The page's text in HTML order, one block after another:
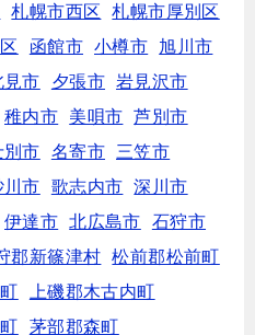
札幌市西区
札幌市厚別区
函館市 小樽市
旭川市
見市 夕張市 岩見沢市
稚内市 美唄市
芦別市
別市 名寄市
三笠市
川市 歌志内市
深川市
伊達市 北広島市
石狩市
郡新篠津村
松前郡松前町
上磯郡木古内町
茅部郡森町